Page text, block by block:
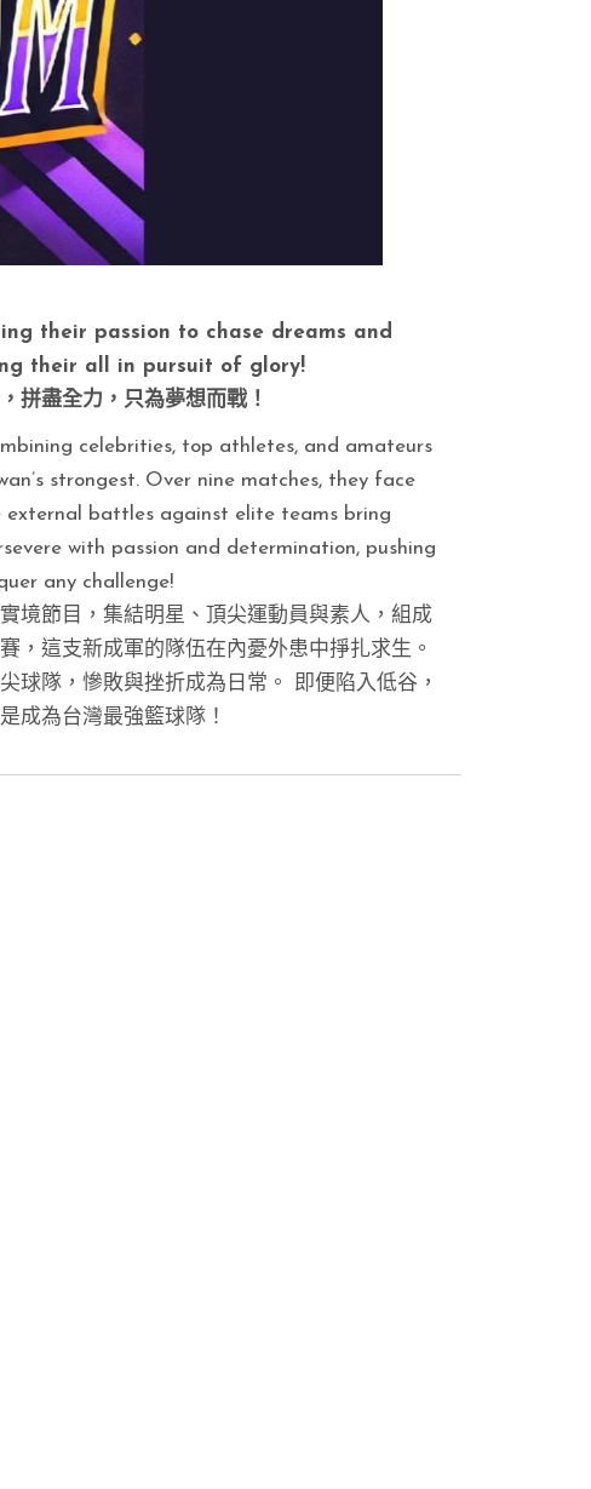
their passion to chase dreams and
their all in pursuit of glory!
拼盡全力，只為夢想而戰！
celebrities, top athletes, and amateurs
strongest. Over nine matches, they face
external battles against elite teams bring
with passion and determination, pushing
any challenge!
境節目，集結明星、頂尖運動員與素人，組成
，這支新成軍的隊伍在內憂外患中掙扎求生。
球隊，慘敗與挫折成為日常。 即便陷入低谷，
成為台灣最強籃球隊！